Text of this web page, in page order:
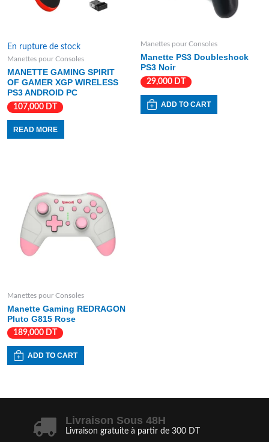
En rupture de stock
Manettes pour Consoles
MANETTE GAMING SPIRIT
OF GAMER XGP WIRELESS
PS3 ANDROID PC
107,000 DT
READ MORE
Manettes pour Consoles
Manette PS3 Doubleshock
PS3 Noir
29,000 DT
ADD TO CART
Manettes pour Consoles
Manette Gaming REDRAGON
Pluto G815 Rose
189,000 DT
ADD TO CART
Livraison Sous 48H
Livraison gratuite à partir de 300 DT